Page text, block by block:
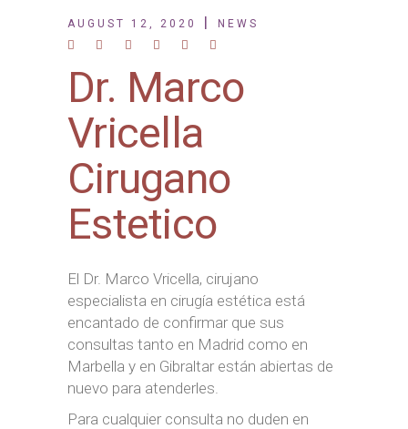
AUGUST 12, 2020 NEWS
Dr. Marco
Vricella
Cirugano
Estetico
El Dr. Marco Vricella, cirujano
especialista en cirugía estética está
encantado de confirmar que sus
consultas tanto en Madrid como en
Marbella y en Gibraltar están abiertas de
nuevo para atenderles.
Para cualquier consulta no duden en